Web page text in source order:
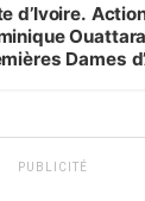
d’Ivoire.
Dames
PUBLICITÉ